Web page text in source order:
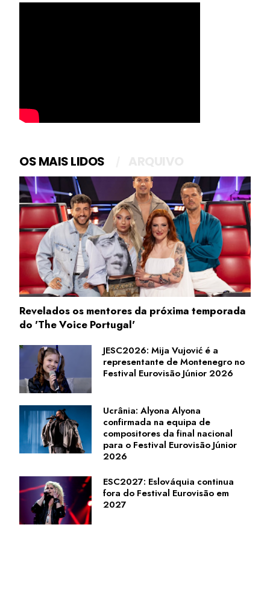
OS MAIS LIDOS
Revelados os mentores da próxima temporada
do 'The Voice Portugal'
JESC2026: Mija Vujović é a
representante de Montenegro no
Festival Eurovisão Júnior 2026
Ucrânia: Alyona Alyona
confirmada na equipa de
compositores da final nacional
para o Festival Eurovisão Júnior
2026
ESC2027: Eslováquia continua
fora do Festival Eurovisão em
2027